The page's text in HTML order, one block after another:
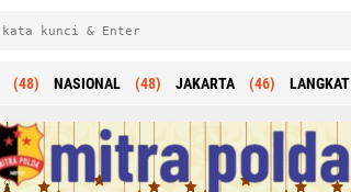
(48) NASIONAL (48) JAKARTA (46) LANGKAT